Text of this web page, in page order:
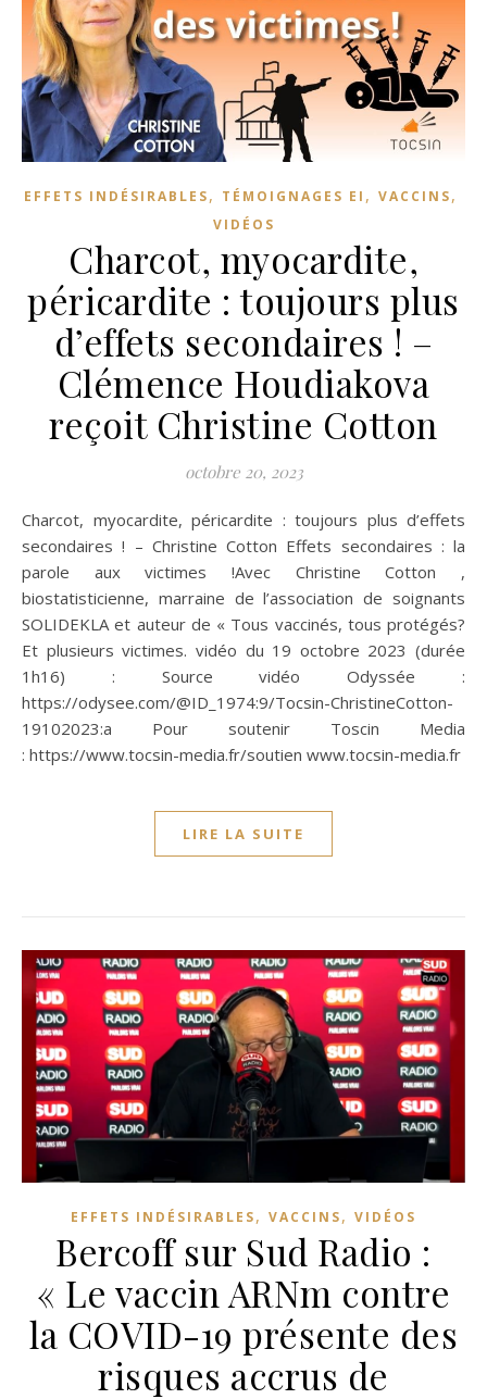
EFFETS INDÉSIRABLES, TÉMOIGNAGES EI , VACCINS,
VIDÉOS
Charcot, myocardite,
péricardite : toujours plus
d’effets secondaires ! –
Clémence Houdiakova
reçoit Christine Cotton
octobre 20, 2023
Charcot, myocardite, péricardite : toujours plus d’effets
secondaires ! – Christine Cotton Effets secondaires : la
parole aux victimes !Avec Christine Cotton ,
biostatisticienne, marraine de l’association de soignants
SOLIDEKLA et auteur de « Tous vaccinés, tous protégés?
Et plusieurs victimes. vidéo du 19 octobre 2023 (durée
1h16) : Source vidéo Odyssée :
https://odysee.com/@ID_1974:9/Tocsin-ChristineCotton-
19102023:a Pour soutenir Toscin Media
: https://www.tocsin-media.fr/soutien www.tocsin-media.fr
LIRE LA SUITE
EFFETS INDÉSIRABLES, VACCINS, VIDÉOS
Bercoff sur Sud Radio :
« Le vaccin ARNm contre
la COVID-19 présente des
risques accrus de